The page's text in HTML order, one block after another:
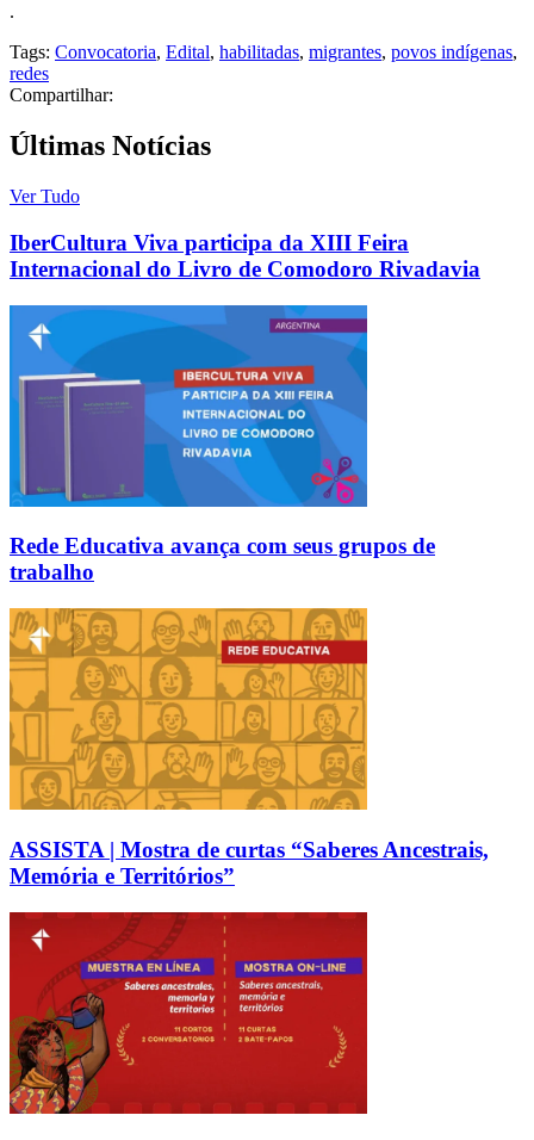
.
Tags: Convocatoria, Edital, habilitadas, migrantes, povos indígenas,
redes
Compartilhar:
Últimas Notícias
Ver Tudo
IberCultura Viva participa da XIII Feira
Internacional do Livro de Comodoro Rivadavia
Rede Educativa avança com seus grupos de
trabalho
ASSISTA | Mostra de curtas “Saberes Ancestrais,
Memória e Territórios”